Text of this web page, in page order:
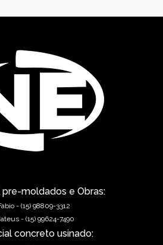
moldados e Obras:
- (15) 98809-3312
- (15) 99624-7490
concreto usinado: